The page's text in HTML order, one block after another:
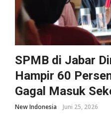
SPMB di Jabar
Hampir 60
Gagal Masuk
New Indonesia Juni 25, 2026